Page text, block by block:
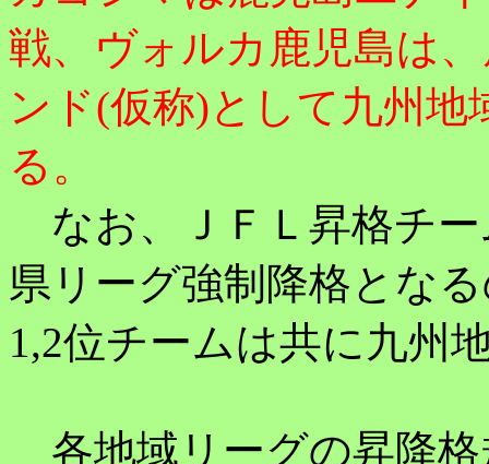
戦、 ヴォルカ鹿児島は
ンド(仮称)として九州
る。
なお、ＪＦＬ昇格チー
県リーグ強制降格とな
1,2位チームは共に九州
各地域リーグの昇降